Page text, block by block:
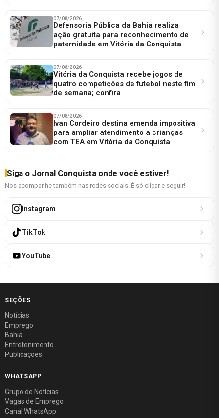
07/08/2026
Defensoria Pública da Bahia realiza
ação gratuita para reconhecimento de
paternidade em Vitória da Conquista
07/08/2026
Vitória da Conquista recebe jogos de
quatro competições de futebol neste fim
de semana; confira
07/08/2026
Ivan Cordeiro destina emenda impositiva
para ampliar atendimento a crianças
com TEA em Vitória da Conquista
Siga o Jornal Conquista onde você estiver!
Nos acompanhe também nas redes sociais. É só clicar e seguir!
Instagram
TikTok
YouTube
SEÇÕES
Notícias
Emprego
Bahia
Entretenimento
Publicações
WHATSAPP
Grupo de Notícias
Vagas de Emprego
Canal WhatsApp